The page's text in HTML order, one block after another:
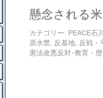
懸念される
カテゴリー: PEACE石
原水禁
反基地
反戦・
憲法改悪反対･教育・